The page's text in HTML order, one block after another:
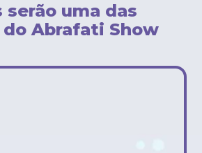
serão uma das
Abrafati Show